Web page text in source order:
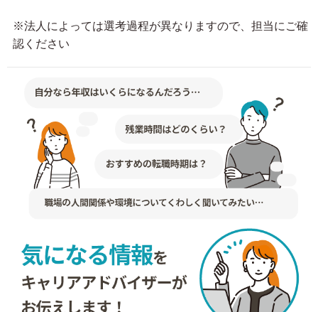
※法人によっては選考過程が異なりますので、担当にご確
認ください